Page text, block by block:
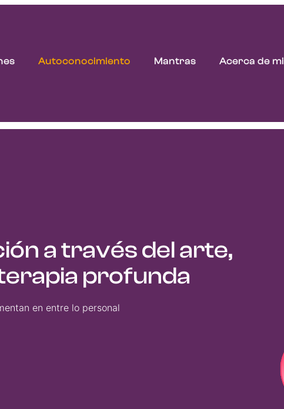
Autoconocimiento Mantras Acerca de mi
a través del arte,
profunda
en entre lo personal